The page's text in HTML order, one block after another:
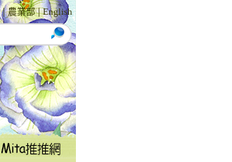
|農業部 |English